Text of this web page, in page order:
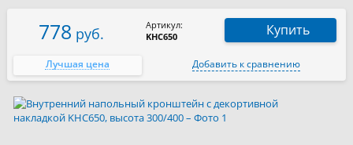
778 руб.
Артикул:
KHC650
Купить
Лучшая цена Добавить к сравнению